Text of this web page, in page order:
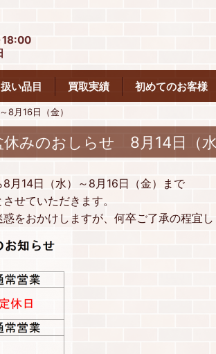
18:00
い品目 買取実績 初めてのお客様
月16日（金）
みのおしらせ 8月14日（水
月14日（水）～8月16日（金）まで
せていただきます。
をおかけしますが、何卒ご了承の程宜し